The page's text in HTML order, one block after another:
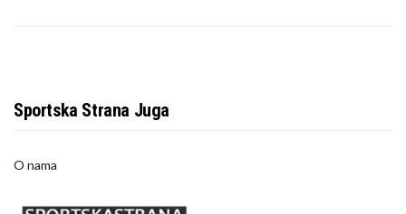
Sportska Strana Juga
O nama